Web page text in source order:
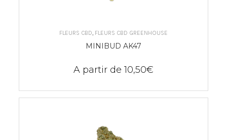
CHOIX DES OPTIONS
FLEURS CBD, FLEURS CBD GREENHOUSE
MINIBUD AK47
A partir de 10,50€